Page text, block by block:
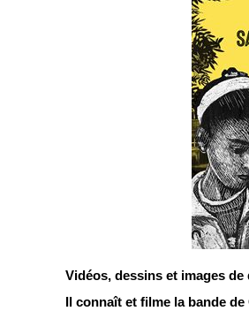
Vidéos, dessins et images
Il connaît et filme la bande